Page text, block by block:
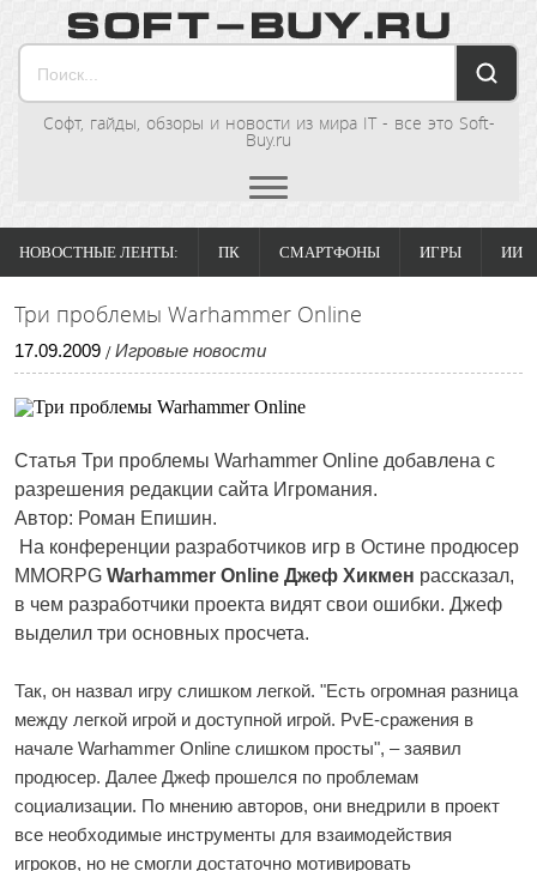
Софт, гайды, обзоры и новости из мира IT - все это Soft-
Buy.ru
НОВОСТНЫЕ ЛЕНТЫ: ПК СМАРТФОНЫ ИГРЫ ИИ
Три проблемы Warhammer Online
17.09.2009 / Игровые новости
Статья Три проблемы Warhammer Online добавлена с
разрешения редакции сайта Игромания.
Автор: Роман Епишин.
На конференции разработчиков игр в Остине продюсер
MMORPG Warhammer Online Джеф Хикмен рассказал,
в чем разработчики проекта видят свои ошибки. Джеф
выделил три основных просчета.
Так, он назвал игру слишком легкой. "Есть огромная разница
между легкой игрой и доступной игрой. PvE-сражения в
начале Warhammer Online слишком просты", – заявил
продюсер. Далее Джеф прошелся по проблемам
социализации. По мнению авторов, они внедрили в проект
все необходимые инструменты для взаимодействия
игроков, но не смогли достаточно мотивировать